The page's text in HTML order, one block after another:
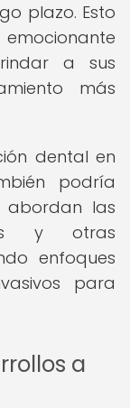
plazo. Esto
a sus
más
dental en
podría
las
y otras
enfoques
para
a